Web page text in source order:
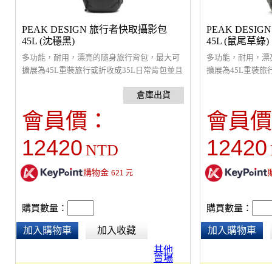
PEAK DESIGN 旅行者快取攝影包
45L (沈穩黑)
多功能，耐用，漂亮的隨身旅行背包，最大可
擴展為45L重裝旅行或折收成35L日常背包並且
面和後面開口都配備防風雨拉鍊。是一款多用
途設計、著重細節、全方位實用的背包，與旅
行者系列收納產品完美相容。每趟旅行可搭配
陪你走遍世界各地。大量的內部和外部口袋，
和腰帶，使用獨特的磁性卡扣，可在檢查行李
時保持原位。360度手柄。巧妙地隱藏了外部
400D尼龍帆布。
會員價：
12420 NTD
購物金 621 元
購買數量：
加入購物車
加入收藏
其他
賣場
PEAK
45L (鼠尾草綠)
多功能，耐用，
擴展為45L重裝旅
途設計、著重細
行者系列收納產
陪你走遍世界各
和腰帶，使用獨
時保持原位。
400D尼龍帆布。
會員
12420
購買數量：
加入購物車